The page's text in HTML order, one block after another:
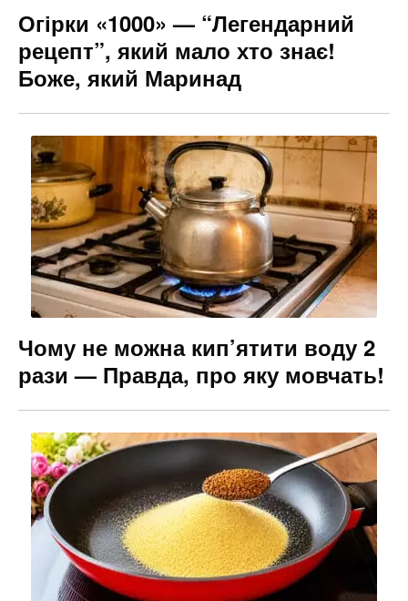
Огірки «1000» — “Легендарний
рецепт”, який мало хто знає!
Боже, який Маринад
Чому не можна кип’ятити воду 2
рази — Правда, про яку мовчать!